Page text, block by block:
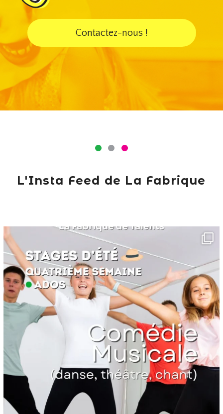
Contactez-nous !
L'Insta Feed de La Fabrique
lafabriquedetalents
Juin 16